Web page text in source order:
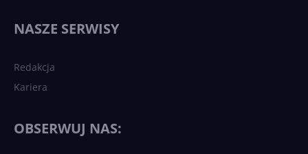
NASZE SERWISY
Redakcja
Kariera
OBSERWUJ NAS: